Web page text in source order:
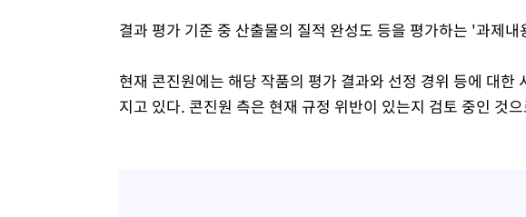
결과 평가 기준 중 산출물의 질적 완성도 등을 평가하는 '과제
현재 콘진원에는 해당 작품의 평가 결과와 선정 경위 등에 대한
지고 있다. 콘진원 측은 현재 규정 위반이 있는지 검토 중인 것